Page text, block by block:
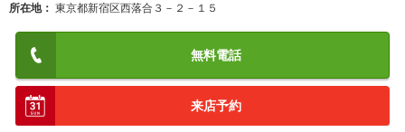
所在地
東京都新宿区西落合３－２－１５
無料電話
来店予約